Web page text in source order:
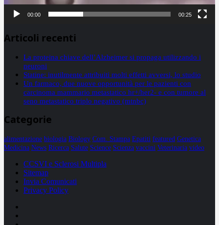
00:00 00:25
Articoli recenti
La proteina chiave dell’Alzheimer si propaga utilizzando i
neuroni
Statine: inutilmente attribuiti molti effetti avversi, lo studio
Un farmaco, due nuove opportunità per le pazienti con
carcinoma mammario metastatico hr+/her2- e con tumore al
seno metastatico triplo negativo (mtnbc)
Categorie
alimentazione biologia Biology Com. Stampa Epatiti featured Genetica
Medicina News Ricerca Salute Science Scienza vaccini Veterinaria video
CCSVI e Sclerosi Multipla
Sitemap
Invia Comunicati
Privacy Policy